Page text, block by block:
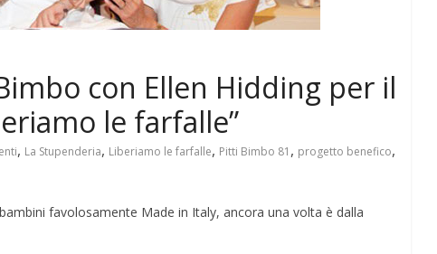
con Ellen Hidding per il
le farfalle”
, La Stupenderia, Liberiamo le farfalle, Pitti Bimbo 81 , progetto benefico,
favolosamente Made in Italy, ancora una volta è dalla